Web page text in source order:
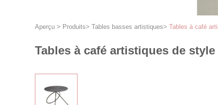
Aperçu > Produits> Tables basses artistiques> Tables à café
Tables à café artistiques de